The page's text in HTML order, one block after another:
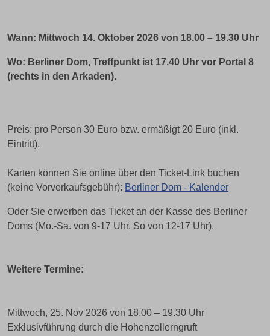
Wann: Mittwoch 14. Oktober 2026 von 18.00 – 19.30 Uhr
Wo: Berliner Dom, Treffpunkt ist 17.40 Uhr vor Portal 8
(rechts in den Arkaden).
Preis: pro Person 30 Euro bzw. ermäßigt 20 Euro (inkl.
Eintritt).
Karten können Sie online über den Ticket-Link buchen
(keine Vorverkaufsgebühr): Berliner Dom - Kalender
Oder Sie erwerben das Ticket an der Kasse des Berliner
Doms (Mo.-Sa. von 9-17 Uhr, So von 12-17 Uhr).
Weitere Termine:
Mittwoch, 25. Nov 2026 von 18.00 – 19.30 Uhr
Exklusivführung durch die Hohenzollerngruft